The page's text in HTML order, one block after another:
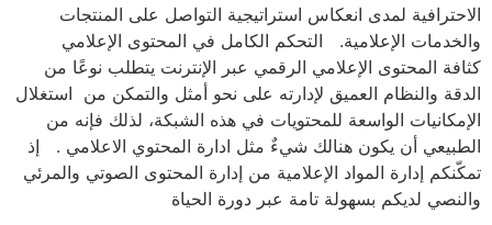
الاحترافية لمدى انعكاس استراتيجية التواصل على المنتجات
والخدمات الإعلامية. التحكم الكامل في المحتوى الإعلامي
كثافة المحتوى الإعلامي الرقمي عبر الإنترنت يتطلب نوعًا من
الدقة والنظام العميق لإدارته على نحو أمثل والتمكن من استغلال
الإمكانيات الواسعة للمحتويات في هذه الشبكة، لذلك فإنه من
الطبيعي أن يكون هنالك شيءٌ مثل ادارة المحتوي الاعلامي . إذ
تمكّنكم إدارة المواد الإعلامية من إدارة المحتوى الصوتي والمرئي
والنصي لدیكم بسھولة تامة عبر دورة الحیاة